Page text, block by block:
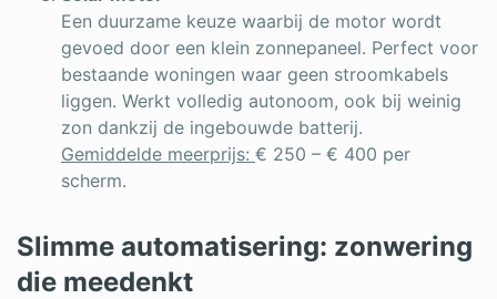
Een duurzame keuze waarbij de motor wordt
gevoed door een klein zonnepaneel. Perfect voor
bestaande woningen waar geen stroomkabels
liggen. Werkt volledig autonoom, ook bij weinig
zon dankzij de ingebouwde batterij.
Gemiddelde meerprijs: € 250 – € 400 per
scherm.
Slimme automatisering: zonwering
die meedenkt